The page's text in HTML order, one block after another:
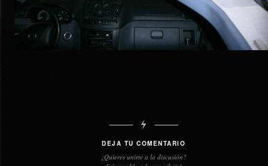
DEJA TU COMENTARIO
¿Quieres unirte a la discusión?